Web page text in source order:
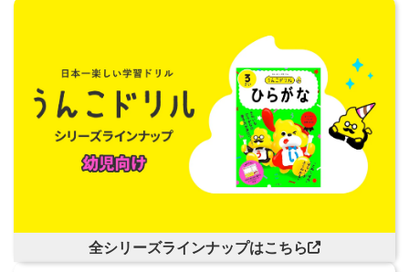
全シリーズラインナップはこちら